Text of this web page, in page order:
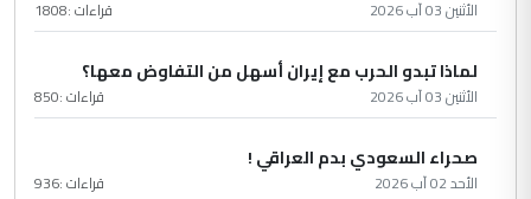
الأثنين 03 آب 2026 قراءات :1808
لماذا تبدو الحرب مع إيران أسهل من التفاوض معها؟
الأثنين 03 آب 2026 قراءات :850
صحراء السعودي بدم العراقي !
الأحد 02 آب 2026 قراءات :936